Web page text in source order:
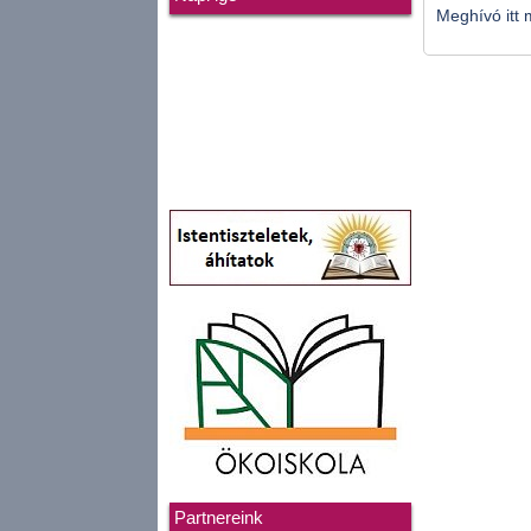
Partnereink
Meghívó itt